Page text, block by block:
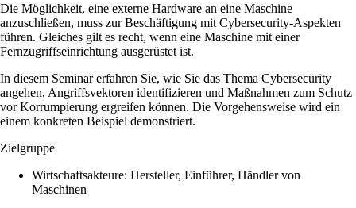
Die Möglichkeit, eine externe Hardware an eine Maschine
anzuschließen, muss zur Beschäftigung mit Cybersecurity-Aspekten
führen. Gleiches gilt es recht, wenn eine Maschine mit einer
Fernzugriffseinrichtung ausgerüstet ist.
In diesem Seminar erfahren Sie, wie Sie das Thema Cybersecurity
angehen, Angriffsvektoren identifizieren und Maßnahmen zum Schutz
vor Korrumpierung ergreifen können. Die Vorgehensweise wird ein
einem konkreten Beispiel demonstriert.
Zielgruppe
Wirtschaftsakteure: Hersteller, Einführer, Händler von
Maschinen